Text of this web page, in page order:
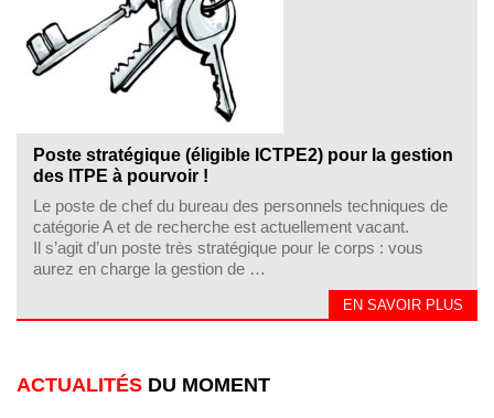
Poste stratégique (éligible ICTPE2) pour la gestion
des ITPE à pourvoir !
Le poste de chef du bureau des personnels techniques de
catégorie A et de recherche est actuellement vacant.
Il s’agit d’un poste très stratégique pour le corps : vous
aurez en charge la gestion de …
EN SAVOIR PLUS
ACTUALITÉS DU MOMENT